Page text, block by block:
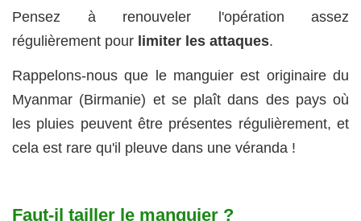
Pensez à renouveler l'opération assez
régulièrement pour limiter les attaques.
Rappelons-nous que le manguier est originaire du
Myanmar (Birmanie) et se plaît dans des pays où
les pluies peuvent être présentes régulièrement, et
cela est rare qu'il pleuve dans une véranda !
Faut-il tailler le manguier ?